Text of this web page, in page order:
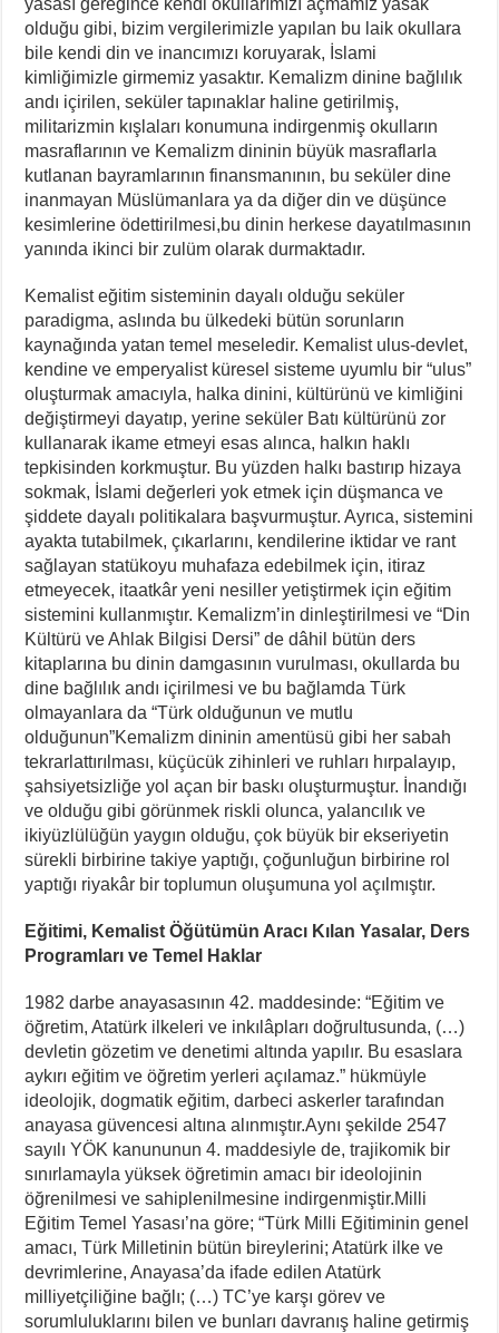
yasası gereğince kendi okullarımızı açmamız yasak
olduğu gibi, bizim vergilerimizle yapılan bu laik okullara
bile kendi din ve inancımızı koruyarak, İslami
kimliğimizle girmemiz yasaktır. Kemalizm dinine bağlılık
andı içirilen, seküler tapınaklar haline getirilmiş,
militarizmin kışlaları konumuna indirgenmiş okulların
masraflarının ve Kemalizm dininin büyük masraflarla
kutlanan bayramlarının finansmanının, bu seküler dine
inanmayan Müslümanlara ya da diğer din ve düşünce
kesimlerine ödettirilmesi,bu dinin herkese dayatılmasının
yanında ikinci bir zulüm olarak durmaktadır.
Kemalist eğitim sisteminin dayalı olduğu seküler
paradigma, aslında bu ülkedeki bütün sorunların
kaynağında yatan temel meseledir. Kemalist ulus-devlet,
kendine ve emperyalist küresel sisteme uyumlu bir “ulus”
oluşturmak amacıyla, halka dinini, kültürünü ve kimliğini
değiştirmeyi dayatıp, yerine seküler Batı kültürünü zor
kullanarak ikame etmeyi esas alınca, halkın haklı
tepkisinden korkmuştur. Bu yüzden halkı bastırıp hizaya
sokmak, İslami değerleri yok etmek için düşmanca ve
şiddete dayalı politikalara başvurmuştur. Ayrıca, sistemini
ayakta tutabilmek, çıkarlarını, kendilerine iktidar ve rant
sağlayan statükoyu muhafaza edebilmek için, itiraz
etmeyecek, itaatkâr yeni nesiller yetiştirmek için eğitim
sistemini kullanmıştır. Kemalizm’in dinleştirilmesi ve “Din
Kültürü ve Ahlak Bilgisi Dersi” de dâhil bütün ders
kitaplarına bu dinin damgasının vurulması, okullarda bu
dine bağlılık andı içirilmesi ve bu bağlamda Türk
olmayanlara da “Türk olduğunun ve mutlu
olduğunun”Kemalizm dininin amentüsü gibi her sabah
tekrarlattırılması, küçücük zihinleri ve ruhları hırpalayıp,
şahsiyetsizliğe yol açan bir baskı oluşturmuştur. İnandığı
ve olduğu gibi görünmek riskli olunca, yalancılık ve
ikiyüzlülüğün yaygın olduğu, çok büyük bir ekseriyetin
sürekli birbirine takiye yaptığı, çoğunluğun birbirine rol
yaptığı riyakâr bir toplumun oluşumuna yol açılmıştır.
Eğitimi, Kemalist Öğütümün Aracı Kılan Yasalar, Ders
Programları ve Temel Haklar
1982 darbe anayasasının 42. maddesinde: “Eğitim ve
öğretim, Atatürk ilkeleri ve inkılâpları doğrultusunda, (…)
devletin gözetim ve denetimi altında yapılır. Bu esaslara
aykırı eğitim ve öğretim yerleri açılamaz.” hükmüyle
ideolojik, dogmatik eğitim, darbeci askerler tarafından
anayasa güvencesi altına alınmıştır.Aynı şekilde 2547
sayılı YÖK kanununun 4. maddesiyle de, trajikomik bir
sınırlamayla yüksek öğretimin amacı bir ideolojinin
öğrenilmesi ve sahiplenilmesine indirgenmiştir.Milli
Eğitim Temel Yasası’na göre; “Türk Milli Eğitiminin genel
amacı, Türk Milletinin bütün bireylerini; Atatürk ilke ve
devrimlerine, Anayasa’da ifade edilen Atatürk
milliyetçiliğine bağlı; (…) TC’ye karşı görev ve
sorumluluklarını bilen ve bunları davranış haline getirmiş